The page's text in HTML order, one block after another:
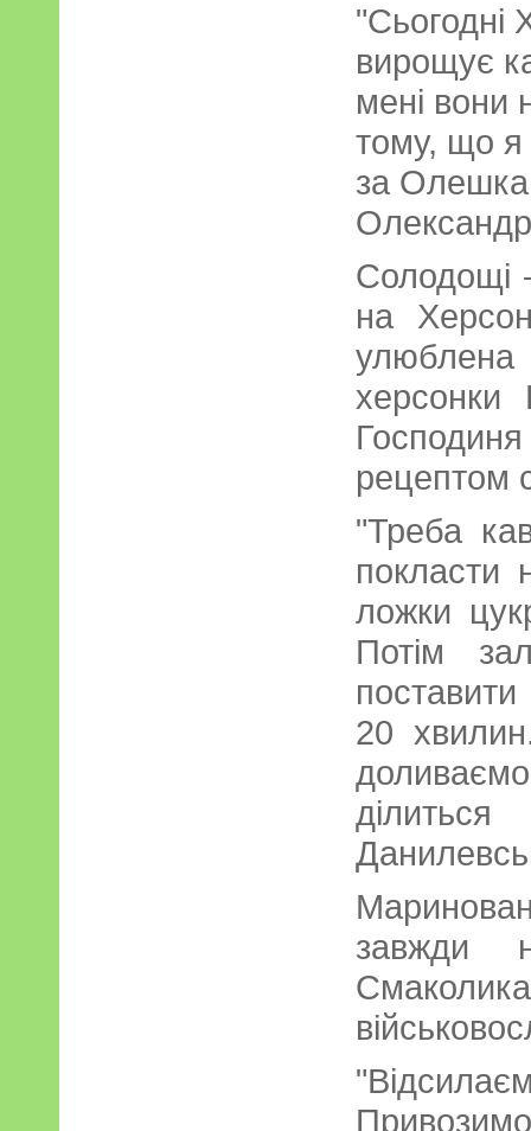
"Сьогодні
вирощує
мені вони
тому, що
за
на
херсонки
рецептом
"Треба
покласти
ложки
Потім
поставити
20
завжди